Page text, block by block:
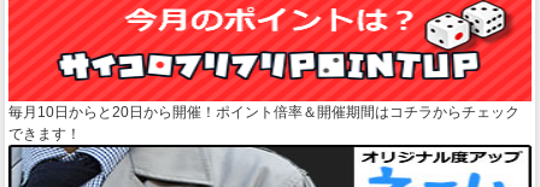
毎月10日からと20日から開催！ポイント倍率＆開催期間はコチラからチェック
できます！